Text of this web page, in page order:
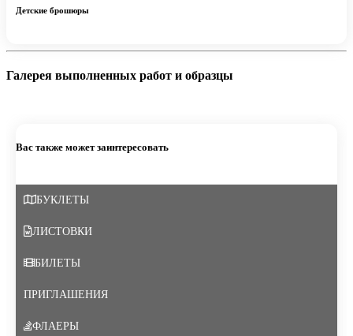
Детские брошюры
Галерея выполненных работ и образцы
Вас также может заинтересовать
БУКЛЕТЫ
ЛИСТОВКИ
БИЛЕТЫ
ПРИГЛАШЕНИЯ
ФЛАЕРЫ